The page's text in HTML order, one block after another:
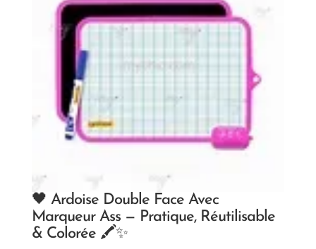
🖤 Ardoise Double Face Avec
Marqueur Ass — Pratique, Réutilisable
& Colorée 🖍️✨